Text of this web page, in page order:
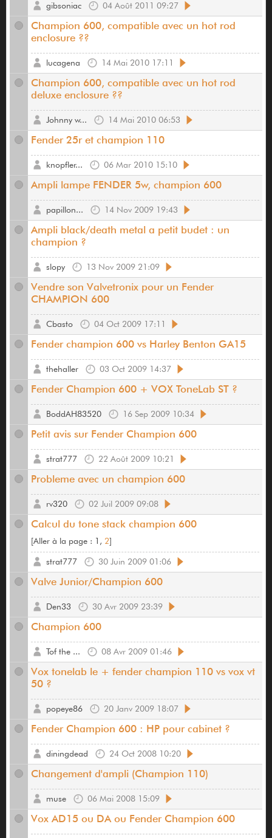
04 Août 2011 09:27
gibsoniac
Champion 600, compatible avec un hot rod
enclosure ??
14 Mai 2010 17:11
lucagena
Champion 600, compatible avec un hot rod
deluxe enclosure ??
14 Mai 2010 06:53
Johnny w...
Fender 25r et champion 110
06 Mar 2010 15:10
knopfler...
Ampli lampe FENDER 5w, champion 600
14 Nov 2009 19:43
papillon...
Ampli black/death metal a petit budet : un
champion ?
13 Nov 2009 21:09
slopy
Vendre son Valvetronix pour un Fender
CHAMPION 600
04 Oct 2009 17:11
Cbasto
Fender champion 600 vs Harley Benton GA15
03 Oct 2009 14:37
thehaller
Fender Champion 600 + VOX ToneLab ST ?
16 Sep 2009 10:34
BoddAH83520
Petit avis sur Fender Champion 600
22 Août 2009 10:21
strat777
Probleme avec un champion 600
02 Juil 2009 09:08
rv320
Calcul du tone stack champion 600
[Aller à la page : 1, 2]
30 Juin 2009 01:06
strat777
Valve Junior/Champion 600
30 Avr 2009 23:39
Den33
Champion 600
08 Avr 2009 01:46
Tof the ...
Vox tonelab le + fender champion 110 vs vox vt
50 ?
20 Janv 2009 18:07
popeye86
Fender Champion 600 : HP pour cabinet ?
24 Oct 2008 10:20
diningdead
Changement d'ampli (Champion 110)
06 Mai 2008 15:09
muse
Vox AD15 ou DA ou Fender Champion 600